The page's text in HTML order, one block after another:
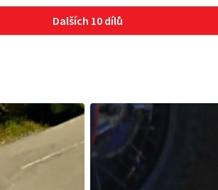
Dalších 10 dílů